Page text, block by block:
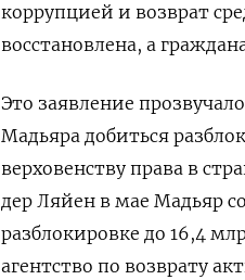
коррупцией и возврат
восстановлена, а
Это заявление
Мадьяра добиться
верховенству права в
дер Ляйен в мае Мадьяр
разблокировке до 16,4
агентство по возврату